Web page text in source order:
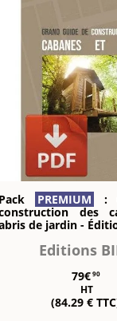
Pack PREMIUM
:
des
de jardin -
Editions
79€90
HT
(84.29 €